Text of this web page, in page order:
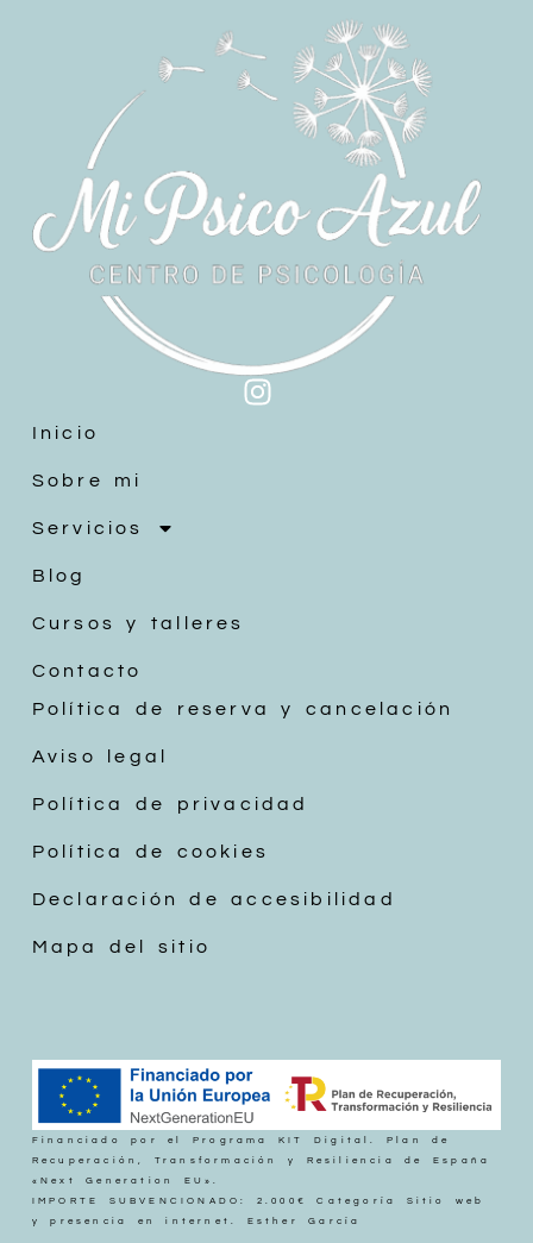
Inicio
Sobre mi
Servicios
Blog
Cursos y talleres
Contacto
Política de reserva y cancelación
Aviso legal
Política de privacidad
Política de cookies
Declaración de accesibilidad
Mapa del sitio
Financiado por el Programa KIT Digital. Plan de
Recuperación, Transformación y Resiliencia de España
«Next Generation EU».
IMPORTE SUBVENCIONADO: 2.000€ Categoría Sitio web
y presencia en internet. Esther García